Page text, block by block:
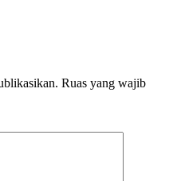
Ruas yang wajib